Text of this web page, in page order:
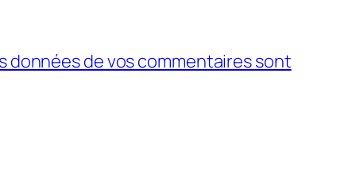
données de vos commentaires sont